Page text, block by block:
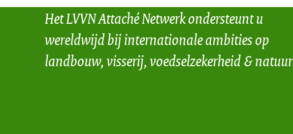
Het LVVN Attaché Netwerk ondersteunt u
wereldwijd bij internationale ambities op
landbouw, visserij, voedselzekerheid & natuur